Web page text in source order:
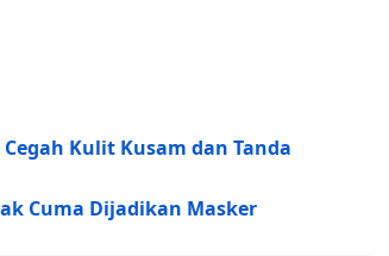
Kulit Kusam dan Tanda
Cuma Dijadikan Masker